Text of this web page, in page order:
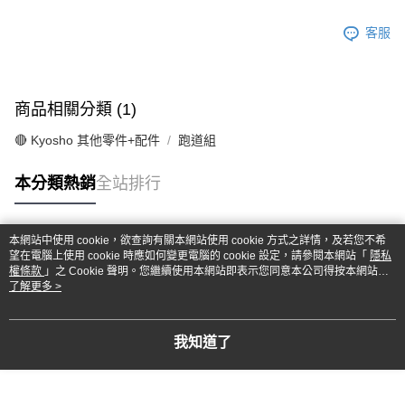
客服
商品相關分類 (1)
🔴 Kyosho 其他零件+配件 跑道組
本分類熱銷全站排行
熱門標籤
本網站中使用 cookie，欲查詢有關本網站使用 cookie 方式之詳情，及若您不希
望在電腦上使用 cookie 時應如何變更電腦的 cookie 設定，請參閱本網站「 隱私
權條款 」之 Cookie 聲明。您繼續使用本網站即表示您同意本公司得按本網站使
用條款之 Cookie 聲明使用 cookie。
了解更多 >
我知道了